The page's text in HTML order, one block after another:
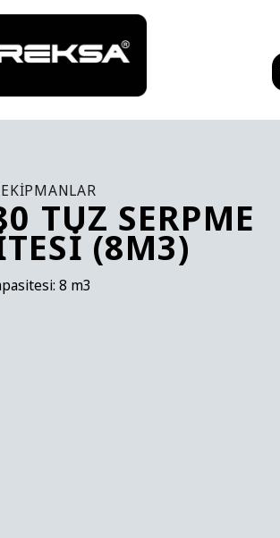
TUZ SERPME
(8M3)
8 m3